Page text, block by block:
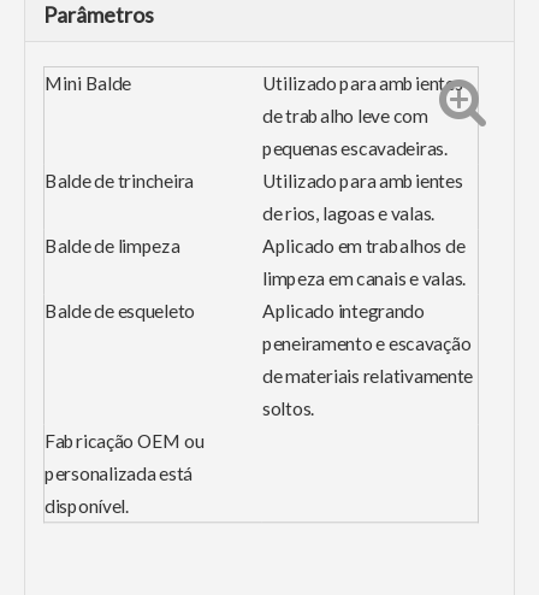
Parâmetros
Mini Balde
Utilizado para ambientes
de trabalho leve com
pequenas escavadeiras.
Balde de trincheira
Utilizado para ambientes
de rios, lagoas e valas.
Balde de limpeza
Aplicado em trabalhos de
limpeza em canais e valas.
Balde de esqueleto
Aplicado integrando
peneiramento e escavação
de materiais relativamente
soltos.
Fabricação OEM ou
personalizada está
disponível.